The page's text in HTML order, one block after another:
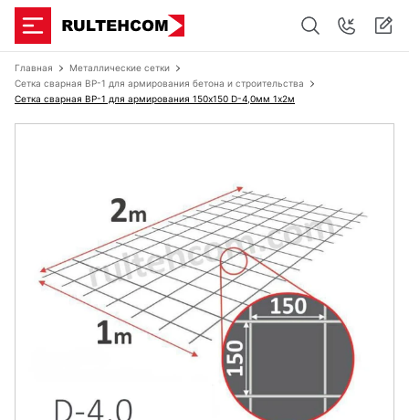
Главная
Металлические сетки
Сетка сварная ВР-1 для армирования бетона и строительства
Сетка сварная ВР-1 для армирования 150х150 D-4,0мм 1х2м